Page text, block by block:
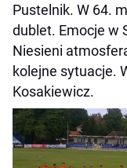
Pustelnik. W 64.
dublet. Emocje w
Niesieni
kolejne sytuacje.
Kosakiewicz.